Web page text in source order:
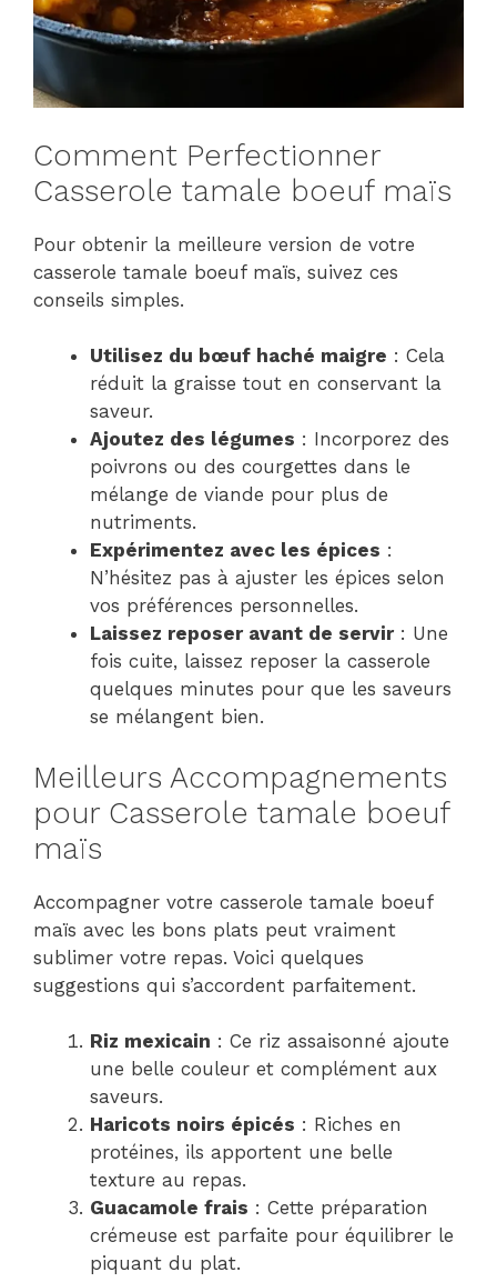
Comment Perfectionner
Casserole tamale boeuf maïs
Pour obtenir la meilleure version de votre
casserole tamale boeuf maïs, suivez ces
conseils simples.
Utilisez du bœuf haché maigre : Cela
réduit la graisse tout en conservant la
saveur.
Ajoutez des légumes : Incorporez des
poivrons ou des courgettes dans le
mélange de viande pour plus de
nutriments.
Expérimentez avec les épices :
N’hésitez pas à ajuster les épices selon
vos préférences personnelles.
Laissez reposer avant de servir: Une
fois cuite, laissez reposer la casserole
quelques minutes pour que les saveurs
se mélangent bien.
Meilleurs Accompagnements
pour Casserole tamale boeuf
maïs
Accompagner votre casserole tamale boeuf
maïs avec les bons plats peut vraiment
sublimer votre repas. Voici quelques
suggestions qui s’accordent parfaitement.
Riz mexicain : Ce riz assaisonné ajoute
une belle couleur et complément aux
saveurs.
Haricots noirs épicés : Riches en
protéines, ils apportent une belle
texture au repas.
Guacamole frais : Cette préparation
crémeuse est parfaite pour équilibrer le
piquant du plat.